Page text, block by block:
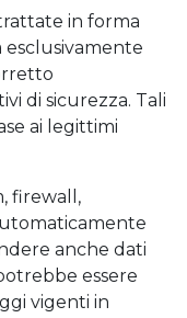
in forma
di sicurezza. Tali
ai legittimi
firewall,
anche dati
essere
vigenti in